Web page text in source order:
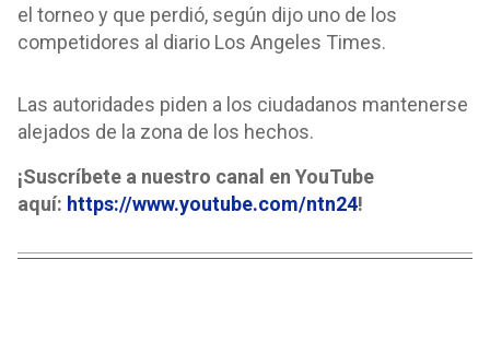
el torneo y que perdió, según dijo uno de los
competidores al diario Los Angeles Times.
Las autoridades piden a los ciudadanos mantenerse
alejados de la zona de los hechos.
¡Suscríbete a nuestro canal en YouTube
aquí: https://www.youtube.com/ntn24!